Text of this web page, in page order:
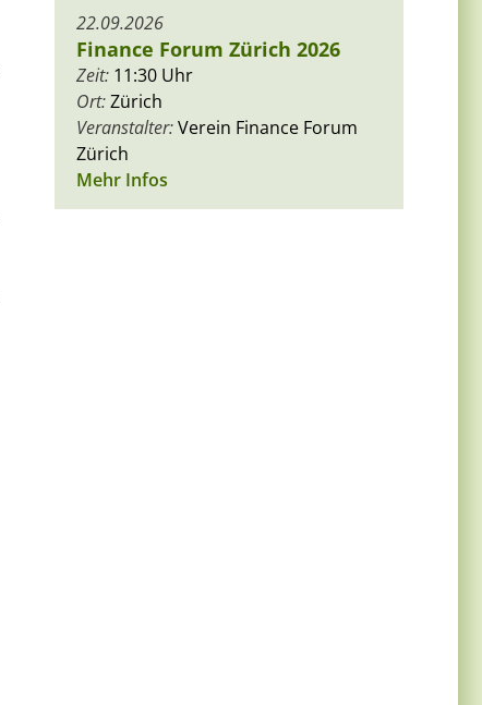
22.09.2026
Finance Forum Zürich 2026
Zeit: 11:30 Uhr
Ort:Zürich
Veranstalter:Verein Finance Forum
Zürich
Mehr Infos